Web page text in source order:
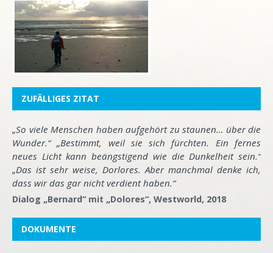
ZUFÄLLIGES ZITAT
„So viele Menschen haben aufgehört zu staunen… über die
Wunder.“ „Bestimmt, weil sie sich fürchten. Ein fernes
neues Licht kann beängstigend wie die Dunkelheit sein.“
„Das ist sehr weise, Dorlores. Aber manchmal denke ich,
dass wir das gar nicht verdient haben.“
Dialog „Bernard“ mit „Dolores“, Westworld, 2018
DOKUMENTE